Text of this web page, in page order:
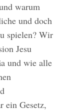
warum
und doch
spielen? Wir
Jesu
und wie alle
ein Gesetz,